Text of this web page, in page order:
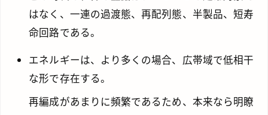
はなく、一連の過渡態、再配列態、半製品、短寿
命回路である。
エネルギーは、より多くの場合、広帯域で低相干
な形で存在する。
再編成があまりに頻繁であるため、本来なら明瞭